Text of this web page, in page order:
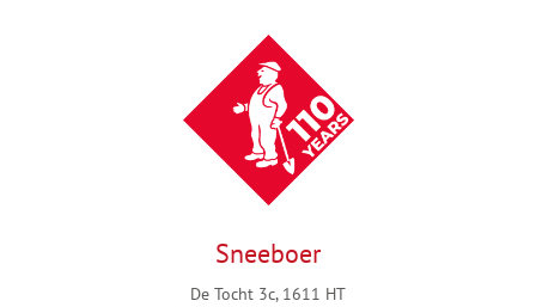
Sneeboer
De Tocht 3c, 1611 HT